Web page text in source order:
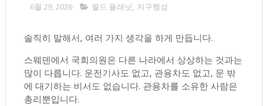
6월 29, 2026 월드 플래닛, 지구행성
솔직히 말해서, 여러 가지 생각을 하게 만듭니다.
스웨덴에서 국회의원은 다른 나라에서 상상하는 것과는
많이 다릅니다. 운전기사도 없고, 관용차도 없고, 문 밖
에 대기하는 비서도 없습니다. 관용차를 소유한 사람은
총리뿐입니다.